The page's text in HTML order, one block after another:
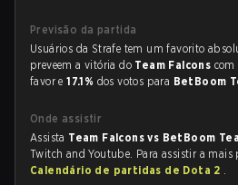
Previsão da partida
Usuários da Strafe tem um favorito
preveem a vitória do Team Falcons com
favor e17.1% dos votos para BetBoom
Onde assistir
Assista Team Falcons vs BetBoom
Twitch and Youtube. Para assistir a mais
Calendário de partidas de Dota 2 .